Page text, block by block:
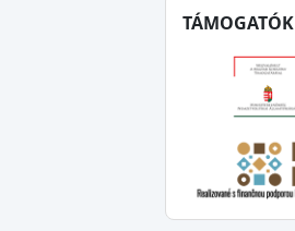
TÁMOGATÓK